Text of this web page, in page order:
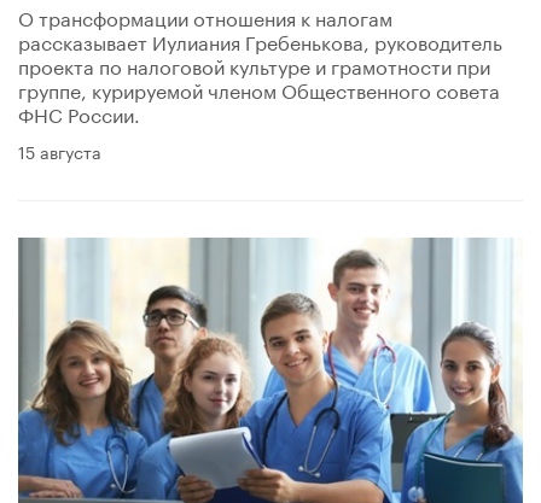
О трансформации отношения к налогам
рассказывает Иулиания Гребенькова, руководитель
проекта по налоговой культуре и грамотности при
группе, курируемой членом Общественного совета
ФНС России.
15 августа